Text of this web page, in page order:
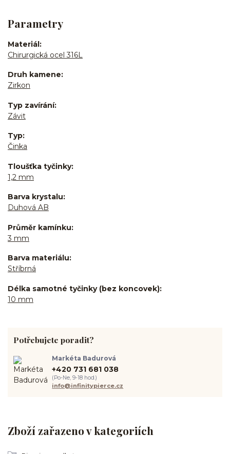
Parametry
Materiál
Chirurgická ocel 316L
Druh kamene
Zirkon
Typ zavírání
Závit
Typ
Činka
Tloušťka tyčinky
1,2 mm
Barva krystalu
Duhová AB
Průměr kamínku
3 mm
Barva materiálu
Stříbrná
Délka samotné tyčinky (bez koncovek)
10 mm
Zboží zařazeno v kategoriích
Potřebujete poradit?
Markéta Badurová
+420 731 681 038
(Po-Ne, 9-18 hod.)
info@infinitypierce.cz